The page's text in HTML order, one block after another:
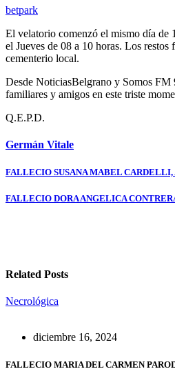
betpark
El velatorio comenzó el mismo día de
el Jueves de 08 a 10 horas. Los restos
cementerio local.
Desde NoticiasBelgrano y Somos FM
familiares y amigos en este triste
Q.E.P.D.
Germán Vitale
Navegación
de
FALLECIO SUSANA MABEL CARDELLI,
FALLECIO DORA ANGELICA
Related Posts
Necrológica
diciembre 16, 2024
FALLECIO MARIA DEL CARMEN